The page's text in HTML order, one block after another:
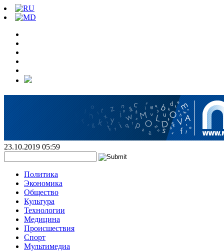
23.10.2019 05:59
Политика
Экономика
Общество
Культура
Технологии
Медицина
Происшествия
Спорт
Мультимедиа